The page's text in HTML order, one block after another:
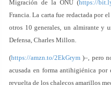
Migración de la ONU (https://
Francia. La carta fue redactada por
otros 10 generales, un almirante y
Defensa, Charles Millon.
(https://amzn.to/2EkGrym )–, pero
acusada en forma antihigiénica
revuelta de los chalecos amarillos